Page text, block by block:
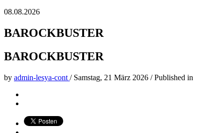
08.08.2026
BAROCKBUSTER
BAROCKBUSTER
by admin-lesya-cont / Samstag, 21 März 2026 /Published in